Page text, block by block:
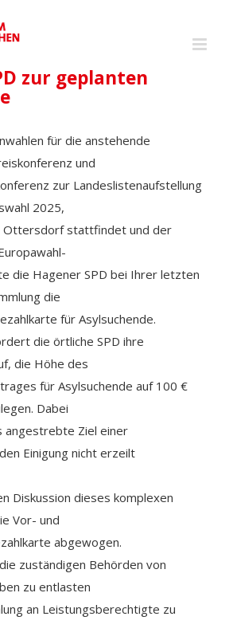
zur geplanten
für die anstehende
und
zur Landeslistenaufstellung
2025,
Ottersdorf stattfindet und der
die Hagener SPD bei Ihrer letzten
die
für Asylsuchende.
die örtliche SPD ihre
die Höhe des
für Asylsuchende auf 100 €
Dabei
angestrebte Ziel einer
Einigung nicht erzeilt
Diskussion dieses komplexen
Vor- und
abgewogen.
zuständigen Behörden von
zu entlasten
an Leistungsberechtigte zu